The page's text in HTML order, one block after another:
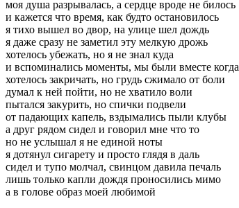
моя душа разрывалась, а сердце вроде не билось
и кажется что время, как будто остановилось
я тихо вышел во двор, на улице шел дождь
я даже сразу не заметил эту мелкую дрожь
хотелось убежать, но я не знал куда
и вспоминались моменты, мы были вместе когда
хотелось закричать, но грудь сжимало от боли
думал к ней пойти, но не хватило воли
пытался закурить, но спички подвели
от падающих капель, вздымались пыли клубы
а друг рядом сидел и говорил мне что то
но не услышал я не единой ноты
я дотянул сигарету и просто глядя в даль
сидел и тупо молчал, свинцом давила печаль
лишь только капли дождя проносились мимо
а в голове образ моей любимой